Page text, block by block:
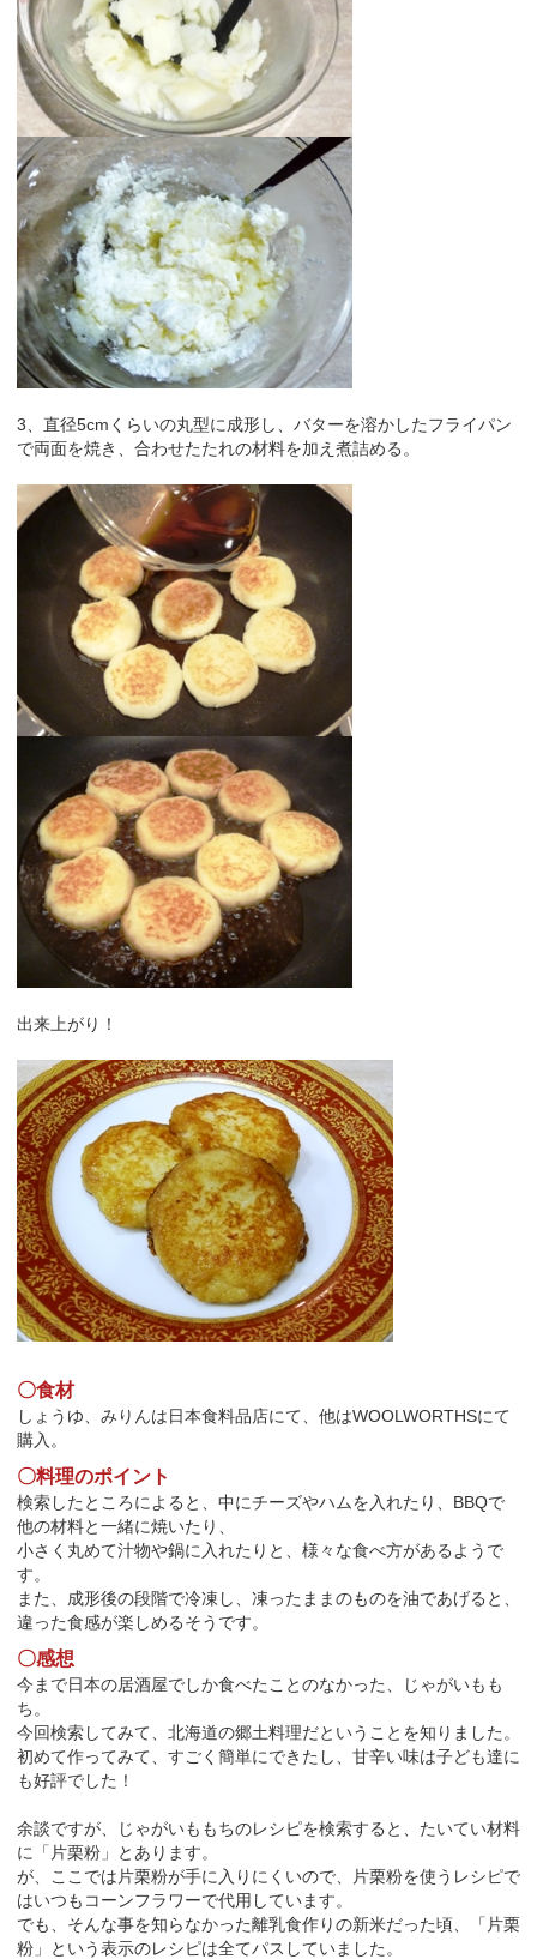
3、直径5cmくらいの丸型に成形し、バターを溶かしたフライパン
で両面を焼き、合わせたたれの材料を加え煮詰める。
出来上がり！
〇食材
しょうゆ、みりんは日本食料品店にて、他はWOOLWORTHSにて
購入。
〇料理のポイント
検索したところによると、中にチーズやハムを入れたり、BBQで
他の材料と一緒に焼いたり、
小さく丸めて汁物や鍋に入れたりと、様々な食べ方があるようで
す。
また、成形後の段階で冷凍し、凍ったままのものを油であげると、
違った食感が楽しめるそうです。
〇感想
今まで日本の居酒屋でしか食べたことのなかった、じゃがいもも
ち。
今回検索してみて、北海道の郷土料理だということを知りました。
初めて作ってみて、すごく簡単にできたし、甘辛い味は子ども達に
も好評でした！
余談ですが、じゃがいももちのレシピを検索すると、たいてい材料
に「片栗粉」とあります。
が、ここでは片栗粉が手に入りにくいので、片栗粉を使うレシピで
はいつもコーンフラワーで代用しています。
でも、そんな事を知らなかった離乳食作りの新米だった頃、「片栗
粉」という表示のレシピは全てパスしていました。